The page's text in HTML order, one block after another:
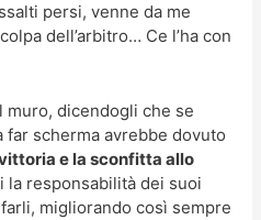
persi, venne da me
dell’arbitro… Ce l’ha con
muro, dicendogli che se
scherma avrebbe dovuto
e la sconfitta allo
la responsabilità dei suoi
migliorando così sempre